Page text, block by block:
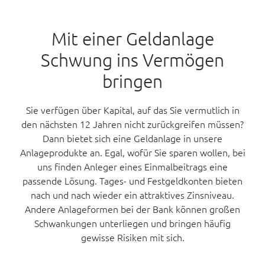
Mit einer Geldanlage
Schwung ins Vermögen
bringen
Sie verfügen über Kapital, auf das Sie vermutlich in
den nächsten 12 Jahren nicht zurückgreifen müssen?
Dann bietet sich eine Geldanlage in unsere
Anlageprodukte an. Egal, wofür Sie sparen wollen, bei
uns finden Anleger eines Einmalbeitrags eine
passende Lösung. Tages- und Festgeldkonten bieten
nach und nach wieder ein attraktives Zinsniveau.
Andere Anlageformen bei der Bank können großen
Schwankungen unterliegen und bringen häufig
gewisse Risiken mit sich.